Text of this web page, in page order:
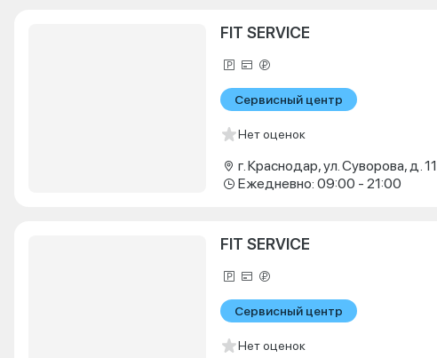
FIT SERVICE
Сервисный центр
Нет оценок
г. Краснодар, ул. Суворова, д.
Ежедневно: 09:00 - 21:00
FIT SERVICE
Сервисный центр
Нет оценок